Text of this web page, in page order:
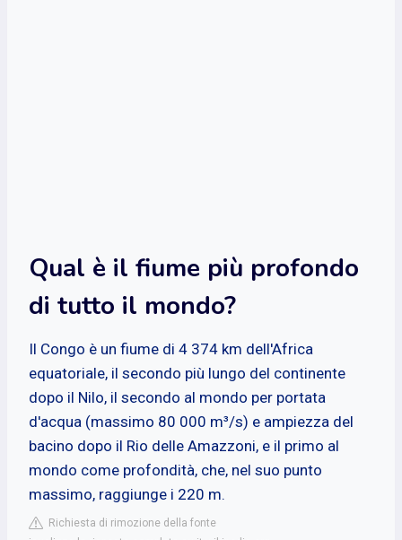
Qual è il fiume più profondo
di tutto il mondo?
Il Congo è un fiume di 4 374 km dell'Africa
equatoriale, il secondo più lungo del continente
dopo il Nilo, il secondo al mondo per portata
d'acqua (massimo 80 000 m³/s) e ampiezza del
bacino dopo il Rio delle Amazzoni, e il primo al
mondo come profondità, che, nel suo punto
massimo, raggiunge i 220 m.
Richiesta di rimozione della fonte